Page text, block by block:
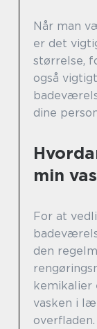
Når man
er det
størrelse,
også
dine
min
For at
den
kemikalier
vasken i